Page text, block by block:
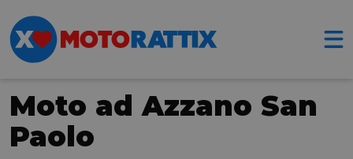
Moto ad Azzano San
Paolo